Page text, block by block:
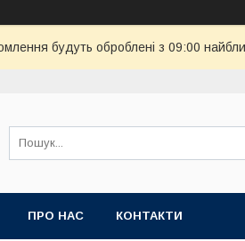
будуть оброблені з 09:00
ПРО НАС КОНТАКТИ